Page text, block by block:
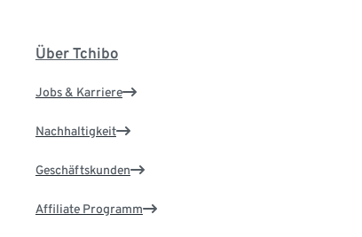
Über Tchibo
Jobs & Karriere
Nachhaltigkeit
Geschäftskunden
Affiliate Programm